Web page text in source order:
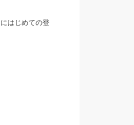
はじめての登